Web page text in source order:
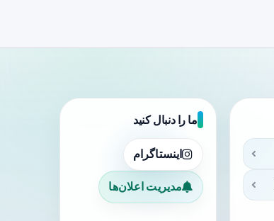
ما را دنبال کنید
اینستاگرام
مدیریت اعلان‌ها